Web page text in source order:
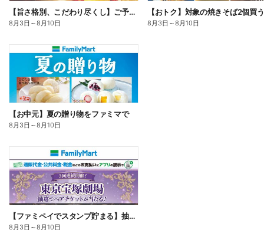
【旨さ格別、こだわり尽くし】ご予約弁当
8月3日 ～8月10日 8月3日 ～8月10日
【お中元】夏の贈り物をファミマで
8月3日 ～8月10日
【ファミペイでスタンプ貯まる】抽選でペアチケットが当たる!
8月3日 ～8月10日